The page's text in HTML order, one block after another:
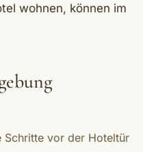
wohnen, können im
Schritte vor der Hoteltür